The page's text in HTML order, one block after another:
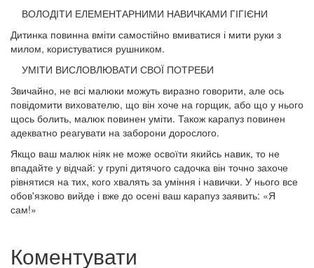
ВОЛОДІТИ ЕЛЕМЕНТАРНИМИ НАВИЧКАМИ ГІГІЄНИ
Дитинка повинна вміти самостійно вмиватися і мити руки з
милом, користуватися рушником.
УМІТИ ВИСЛОВЛЮВАТИ СВОЇ ПОТРЕБИ
Звичайно, не всі малюки можуть виразно гово­рити, але ось
повідомити вихователю, що він хо­че на горщик, або що у нього
щось болить, малюк повинен уміти. Також карапуз повинен
адекватно реагувати на заборони дорослого.
Якщо ваш малюк ніяк не може освоїти якийсь навик, то не
впадайте у відчай: у групі дитячо­го садочка він точно захоче
рівнятися на тих, кого хвалять за уміння і навички. У нього все
обов'язково вийде і вже до осені ваш карапуз за­явить: «Я
сам!»
Коментувати